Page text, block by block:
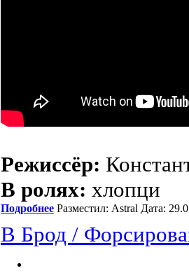
Режиссёр:
В ролях: хлопци
Подробнее Разместил: Astral Дата:
В Брод /